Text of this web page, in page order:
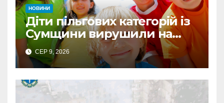
НОВИНИ
Діти пільгових категорій із
Сумщини вирушили на
оздоровлення до Польщі
СЕР 9, 2026